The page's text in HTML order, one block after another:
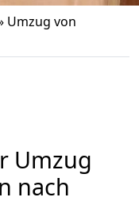
Umzug von
Umzug
nach